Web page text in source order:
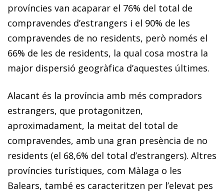
províncies van acaparar el 76% del total de
compravendes d’estrangers i el 90% de les
compravendes de no residents, però només el
66% de les de residents, la qual cosa mostra la
major dispersió geogràfica d’aquestes últimes.
Alacant és la província amb més compradors
estrangers, que protagonitzen,
aproximadament, la meitat del total de
compravendes, amb una gran presència de no
residents (el 68,6% del total d’estrangers). Altres
províncies turístiques, com Màlaga o les
Balears, també es caracteritzen per l’elevat pes